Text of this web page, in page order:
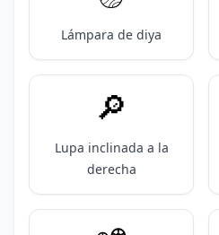
Lámpara de diya
🔎
Lupa inclinada a la
derecha